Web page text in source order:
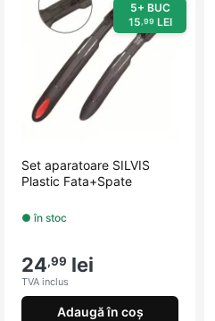
5+ BUC
15 ,99 LEI
Set aparatoare SILVIS
Plastic Fata+Spate
● în stoc
24,99 lei
TVA inclus
Adaugă în coș